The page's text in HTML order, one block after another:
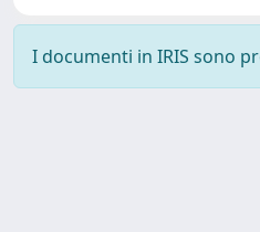
I documenti in IRIS sono